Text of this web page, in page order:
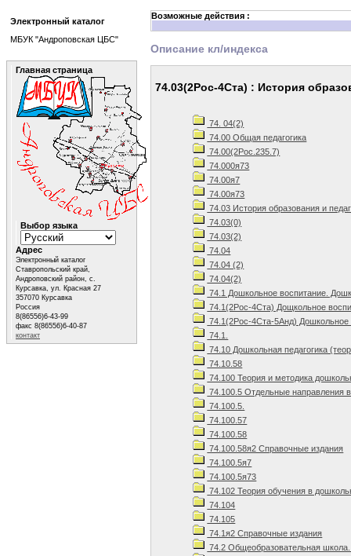
Возможные действия :
Описание кл/индекса
74.03(2Рос-4Ста) : История
74. 04(2)
74.00 Общая педагогика
74.00(2Рос.235.7)
74.000я73
74.00я7
74.00я73
74.03 История образования и
74.03(0)
74.03(2)
74.04
74.04 (2)
74.04(2)
74.1 Дошкольное воспитание.
74.1(2Рос-4Ста) Дощкольное
74.1(2Рос-4Ста-5Анд) Дошкольное
74.1.
74.10 Дошкольная педагогика
74.10.58
74.100 Теория и методика
74.100.5 Отдельные направления
74.100.5.
74.100.57
74.100.58
74.100.58я2 Справочные издания
74.100.5я7
74.100.5я73
74.102 Теория обучения в
74.104
74.105
74.1я2 Справочные издания
74.2 Общеобразовательная
Электронный каталог
МБУК "Андроповская ЦБС"
Главная страница
Выбор языка
Адрес
Электронный каталог
Ставропольский край,
Андроповский район, с.
Курсавка, ул. Красная 27
357070 Курсавка
Россия
8(86556)6-43-99
факс 8(86556)6-40-87
контакт